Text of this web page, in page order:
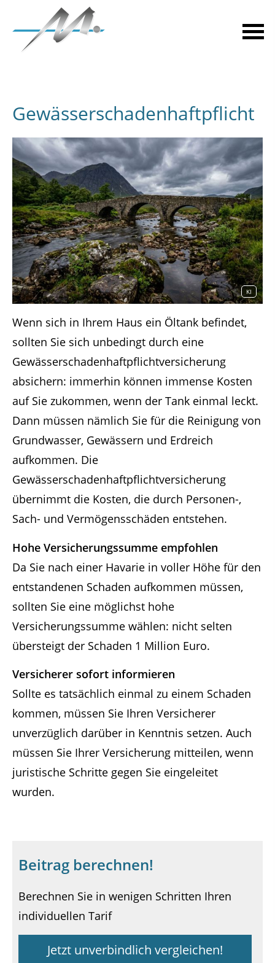
Gewässerschadenhaftpflicht
KI
Wenn sich in Ihrem Haus ein Öltank befindet,
sollten Sie sich unbedingt durch eine
Gewässerschadenhaftpflichtversicherung
absichern: immerhin können immense Kosten
auf Sie zukommen, wenn der Tank einmal leckt.
Dann müssen nämlich Sie für die Reinigung von
Grundwasser, Gewässern und Erdreich
aufkommen. Die
Gewässerschadenhaftpflichtversicherung
übernimmt die Kosten, die durch Personen-,
Sach- und Vermögensschäden entstehen.
Hohe Versicherungssumme empfohlen
Da Sie nach einer Havarie in voller Höhe für den
entstandenen Schaden aufkommen müssen,
sollten Sie eine möglichst hohe
Versicherungssumme wählen: nicht selten
übersteigt der Schaden 1 Million Euro.
Versicherer sofort informieren
Sollte es tatsächlich einmal zu einem Schaden
kommen, müssen Sie Ihren Versicherer
unverzüglich darüber in Kenntnis setzen. Auch
müssen Sie Ihrer Versicherung mitteilen, wenn
juristische Schritte gegen Sie eingeleitet
wurden.
Beitrag berechnen!
Berechnen Sie in wenigen Schritten Ihren
individuellen Tarif
Jetzt unverbindlich vergleichen!